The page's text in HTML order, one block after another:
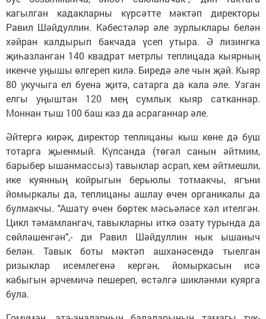
кагылган кадакларны күрсәтте мәктәп директоры
Равил Шәйдуллин. Кәбестәләр әле зурлыклары белән
хәйран калдырып бакчада үсеп утыра. Ә лизингка
җиһазланган 140 квадрат метрлы теплицада кыярның
икенче уңышы өлгереп килә. Биредә әле чын җәй. Кыяр
80 укучыга ел буена җитә, сатарга да кала әле. Узган
елгы уңыштан 120 мең сумлык кыяр сатканнар.
Моннан тыш 100 баш каз да асраганнар әле.
Әйтергә кирәк, директор теплицаны кыш көне дә буш
тотарга җыенмый. Күпсанда (төгәл санын әйтмим,
барыбер ышанмассыз) тавыклар асрап, кем әйтмешли,
ике куянның койрыгын берьюлы тотмакчы, ягъни
йомыркалы да, теплицаны ашлау өчен органикалы да
булмакчы. "Ашату өчен бөртек мәсьәләсе хәл ителгән.
Цикл тәмамлангач, тавыкларны иткә озату турында да
сөйләшенгән",- ди Равил Шәйдуллин нык ышаныч
белән. Тавык боты мәктәп ашханәсендә тыелган
ризыклар исемлегенә кергән, йомыркасын исә
кабыгын әрчемичә пешереп, өстәлгә шикләнми куярга
була.